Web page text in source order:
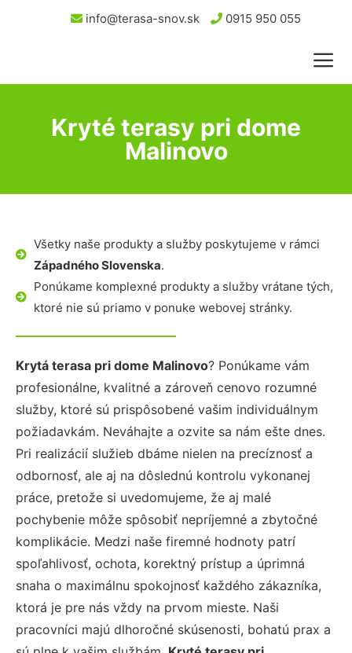
info@terasa-snov.sk 0915 950 055
Kryté terasy pri dome
Malinovo
Všetky naše produkty a služby poskytujeme v rámci
Západného Slovenska.
Ponúkame komplexné produkty a služby vrátane tých,
ktoré nie sú priamo v ponuke webovej stránky.
Krytá terasa pri dome Malinovo? Ponúkame vám
profesionálne, kvalitné a zároveň cenovo rozumné
služby, ktoré sú prispôsobené vašim individuálnym
požiadavkám. Neváhajte a ozvite sa nám ešte dnes.
Pri realizácií služieb dbáme nielen na precíznosť a
odbornosť, ale aj na dôslednú kontrolu vykonanej
práce, pretože si uvedomujeme, že aj malé
pochybenie môže spôsobiť nepríjemné a zbytočné
komplikácie. Medzi naše firemné hodnoty patrí
spoľahlivosť, ochota, korektný prístup a úprimná
snaha o maximálnu spokojnosť každého zákazníka,
ktorá je pre nás vždy na prvom mieste. Naši
pracovníci majú dlhoročné skúsenosti, bohatú prax a